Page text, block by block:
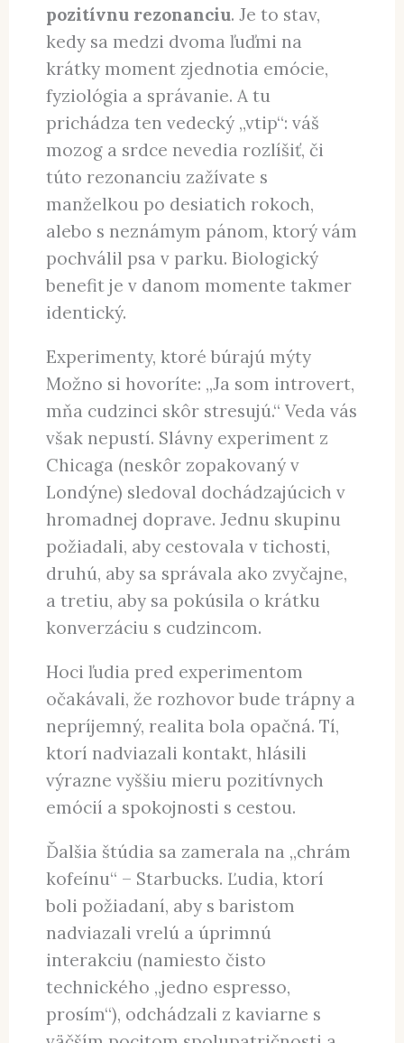
pozitívnu rezonanciu. Je to stav,
kedy sa medzi dvoma ľuďmi na
krátky moment zjednotia emócie,
fyziológia a správanie. A tu
prichádza ten vedecký „vtip“: váš
mozog a srdce nevedia rozlíšiť, či
túto rezonanciu zažívate s
manželkou po desiatich rokoch,
alebo s neznámym pánom, ktorý vám
pochválil psa v parku. Biologický
benefit je v danom momente takmer
identický.
Experimenty, ktoré búrajú mýty
Možno si hovoríte: „Ja som introvert,
mňa cudzinci skôr stresujú.“ Veda vás
však nepustí. Slávny experiment z
Chicaga (neskôr zopakovaný v
Londýne) sledoval dochádzajúcich v
hromadnej doprave. Jednu skupinu
požiadali, aby cestovala v tichosti,
druhú, aby sa správala ako zvyčajne,
a tretiu, aby sa pokúsila o krátku
konverzáciu s cudzincom.
Hoci ľudia pred experimentom
očakávali, že rozhovor bude trápny a
nepríjemný, realita bola opačná. Tí,
ktorí nadviazali kontakt, hlásili
výrazne vyššiu mieru pozitívnych
emócií a spokojnosti s cestou.
Ďalšia štúdia sa zamerala na „chrám
kofeínu“ – Starbucks. Ľudia, ktorí
boli požiadaní, aby s baristom
nadviazali vrelú a úprimnú
interakciu (namiesto čisto
technického „jedno espresso,
prosím“), odchádzali z kaviarne s